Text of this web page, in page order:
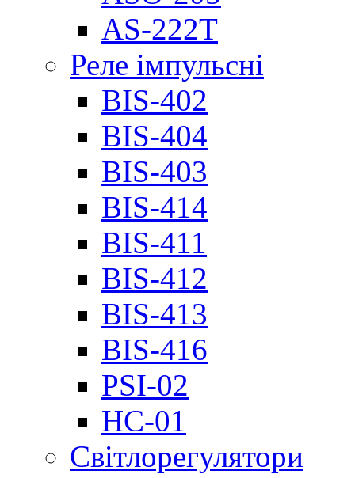
AS-222T
Реле імпульсні
BIS-402
BIS-404
BIS-403
BIS-414
BIS-411
BIS-412
BIS-413
BIS-416
PSI-02
НС-01
Світлорегулятори